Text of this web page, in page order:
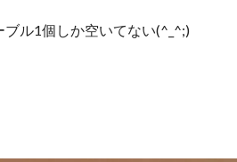
ル1個しか空いてない(^_^;)